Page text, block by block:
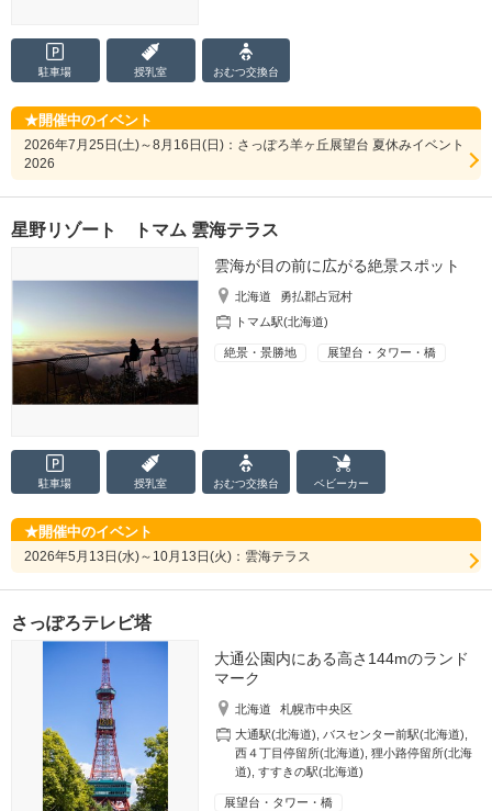
駐車場 授乳室 おむつ交換台
開催中のイベント
2026年7月25日(土)～8月16日(日)：さっぽろ羊ヶ丘展望台 夏休みイベント
2026
星野リゾート トマム 雲海テラス
雲海が目の前に広がる絶景スポット
北海道
勇払郡占冠村
トマム駅(北海道)
絶景・景勝地 展望台・タワー・橋
駐車場 授乳室 おむつ交換台 ベビーカー
開催中のイベント
2026年5月13日(水)～10月13日(火)：雲海テラス
さっぽろテレビ塔
大通公園内にある高さ144mのランド
マーク
北海道
札幌市中央区
大通駅(北海道)
バスセンター前駅(北海道)
西４丁目停留所(北海道) ,狸小路停留所(北海
道) ,すすきの駅(北海道)
展望台・タワー・橋